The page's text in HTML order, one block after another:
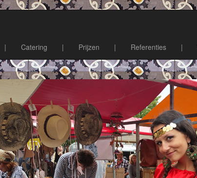
| Catering | Prijzen | Referenties |